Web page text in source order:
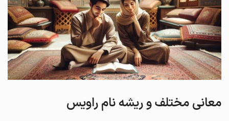
معانی مختلف و ریشه نام راویس